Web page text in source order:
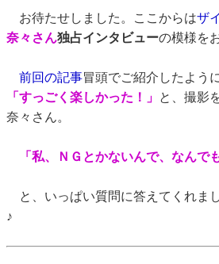
お待たせしました。ここからはザ
奈々さん独占インタビューの模様を
前回の記事冒頭でご紹介したよう
「すっごく楽しかった！」 と、撮影
奈々さん。
「私、ＮＧとかないんで、なんで
と、いっぱい質問に答えてくれま
♪